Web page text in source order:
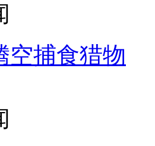
空捕食猎物